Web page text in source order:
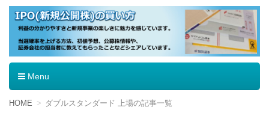
IPO（新規公開株）の買い方
Menu
コ
HOME ダブルスタンダード 上場の記事一覧